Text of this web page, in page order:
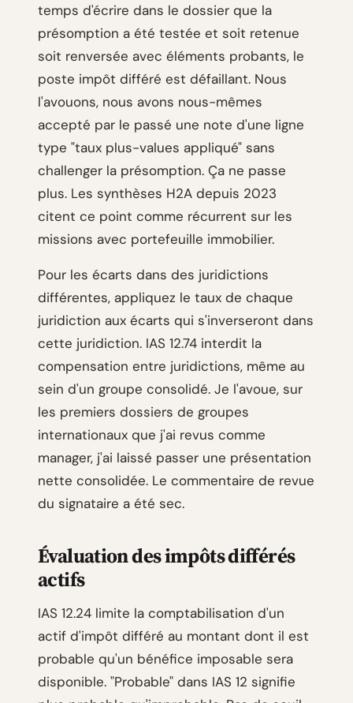
temps d'écrire dans le dossier que la
présomption a été testée et soit retenue
soit renversée avec éléments probants, le
poste impôt différé est défaillant. Nous
l'avouons, nous avons nous-mêmes
accepté par le passé une note d'une ligne
type "taux plus-values appliqué" sans
challenger la présomption. Ça ne passe
plus. Les synthèses H2A depuis 2023
citent ce point comme récurrent sur les
missions avec portefeuille immobilier.
Pour les écarts dans des juridictions
différentes, appliquez le taux de chaque
juridiction aux écarts qui s'inverseront dans
cette juridiction. IAS 12.74 interdit la
compensation entre juridictions, même au
sein d'un groupe consolidé. Je l'avoue, sur
les premiers dossiers de groupes
internationaux que j'ai revus comme
manager, j'ai laissé passer une présentation
nette consolidée. Le commentaire de revue
du signataire a été sec.
Évaluation des impôts différés
actifs
IAS 12.24 limite la comptabilisation d'un
actif d'impôt différé au montant dont il est
probable qu'un bénéfice imposable sera
disponible. "Probable" dans IAS 12 signifie